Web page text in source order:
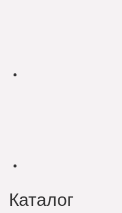
Каталог